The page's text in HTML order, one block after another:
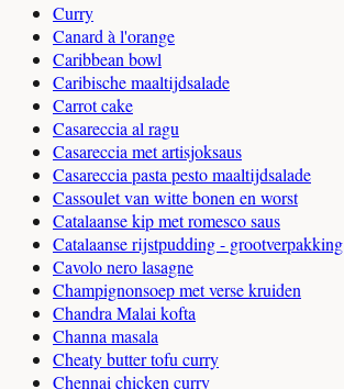
Curry
Canard à l'orange
Caribbean bowl
Caribische maaltijdsalade
Carrot cake
Casareccia al ragu
Casareccia met artisjoksaus
Casareccia pasta pesto maaltijdsalade
Cassoulet van witte bonen en worst
Catalaanse kip met romesco saus
Catalaanse rijstpudding - grootverpakking
Cavolo nero lasagne
Champignonsoep met verse kruiden
Chandra Malai kofta
Channa masala
Cheaty butter tofu curry
Chennai chicken curry